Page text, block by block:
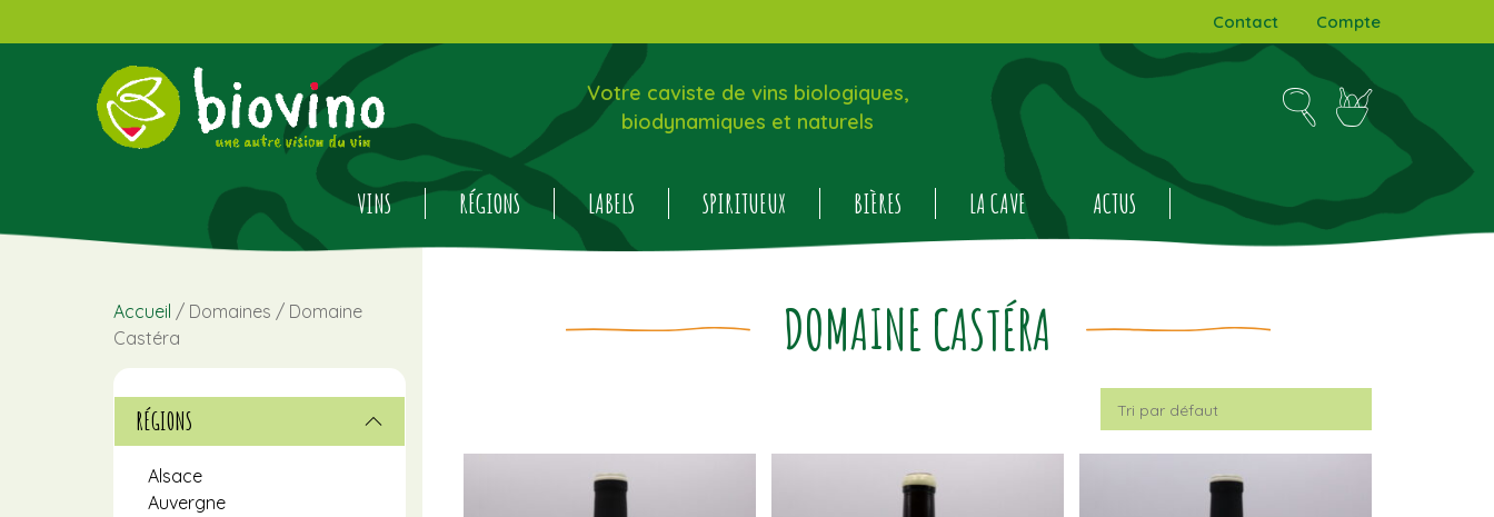
Contact Compte
Votre caviste de vins biologiques,
biodynamiques et naturels
VINS RÉGIONS LABELS SPIRITUEUX BIÈRES LA CAVE ACTUS
DOMAINE CASTÉRA
Accueil / Domaines / Domaine
Castéra
RÉGIONS
Alsace
Auvergne